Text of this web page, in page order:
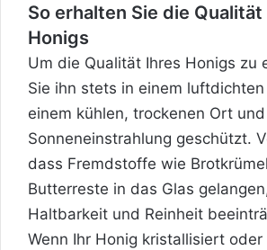
So erhalten Sie die Qualität
Honigs
Um die Qualität Ihres Honigs zu
Sie ihn stets in einem luftdichten
einem kühlen, trockenen Ort
Sonneneinstrahlung geschützt.
dass Fremdstoffe wie
Butterreste in das Glas
Haltbarkeit und Reinheit
Wenn Ihr Honig kristallisiert oder